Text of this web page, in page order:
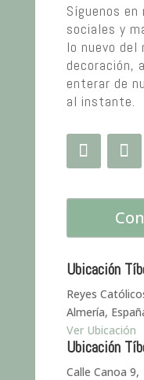
Síguenos
sociales y
lo nuevo del
decoración,
enterar de
al instante.
Ubicación
Reyes
Almería,
Ver Ubicación
Ubicación
Calle Canoa 9,